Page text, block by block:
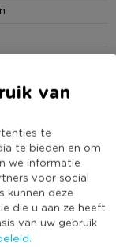
van
te
te bieden en om
we informatie
voor social
kunnen deze
die u aan ze heeft
van uw gebruik
geen score
Schrijf een